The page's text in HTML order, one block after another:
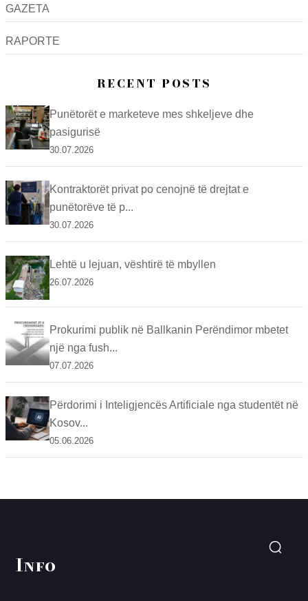
GAZETA
RAPORTE
RECENT POSTS
Punëtorët e marketeve mes shkeljeve dhe
pasigurisë
30.07.2026
Kontraktorët privat po cenojnë të drejtat e
punëtorëve të p...
30.07.2026
Lehtë u lejuan, vështirë të mbyllen
26.07.2026
Prokurimi publik në Ballkanin Perëndimor mbetet
një nga fush...
07.07.2026
Përdorimi i Inteligjencës Artificiale nga studentët në
Kosov...
05.06.2026
Info